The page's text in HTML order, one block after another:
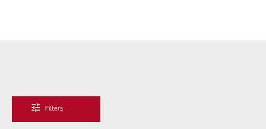
tune Filters